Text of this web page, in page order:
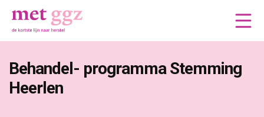
Behandel- programma Stemming
Heerlen